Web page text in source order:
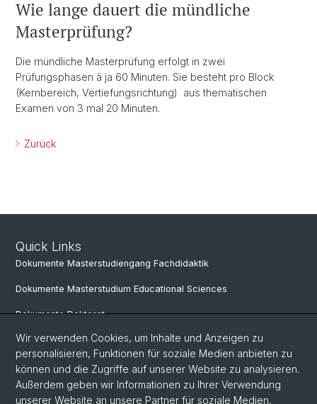
Wie lange dauert die mündliche
Masterprüfung?
Die mündliche Masterprüfung erfolgt in zwei
Prüfungsphasen à ja 60 Minuten. Sie besteht pro Block
(Kernbereich, Vertiefungsrichtung) aus thematischen
Examen von 3 mal 20 Minuten.
Zurück
Quick Links
Dokumente Masterstudiengang Fachdidaktik
Dokumente Masterstudium Educational Sciences
Dokumente Doktorat
Social Media
LinkedIn
Wir verwenden Cookies, um Inhalte und Anzeigen zu
personalisieren, Funktionen für soziale Medien anbieten zu
können und die Zugriffe auf unserer Website zu analysieren.
Außerdem geben wir Informationen zu Ihrer Verwendung
unserer Website an unsere Partner für soziale Medien,